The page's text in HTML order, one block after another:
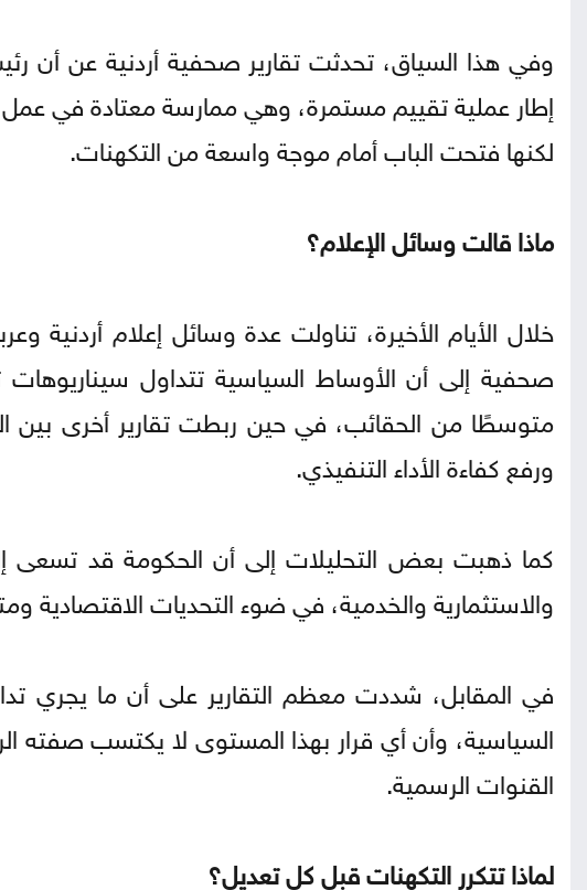
وفي هذا السياق، تحدثت تقارير صحفية أردنية عن أن
إطار عملية تقييم مستمرة، وهي ممارسة معتادة في عمل
لكنها فتحت الباب أمام موجة واسعة من التكهنات.
ماذا قالت وسائل الإعلام؟
خلال الأيام الأخيرة، تناولت عدة وسائل إعلام أردنية
صحفية إلى أن الأوساط السياسية تتداول
متوسطًا من الحقائب، في حين ربطت تقارير أخرى بين
ورفع كفاءة الأداء التنفيذي.
كما ذهبت بعض التحليلات إلى أن الحكومة قد تسعى
والاستثمارية والخدمية، في ضوء التحديات الاقتصادية
في المقابل، شددت معظم التقارير على أن ما يجري
السياسية، وأن أي قرار بهذا المستوى لا يكتسب صفته
القنوات الرسمية.
لماذا تتكرر التكهنات قبل كل تعديل؟